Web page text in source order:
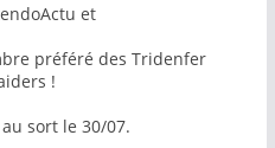
et
préféré des Tridenfer
!
sort le 30/07.